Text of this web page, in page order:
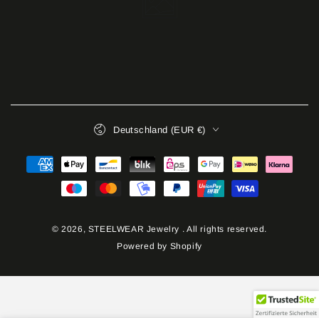
© 2026, STEELWEAR Jewelry . All rights reserved.
Powered by Shopify
Deutschland (EUR €)
Zahlungsmöglichkeiten